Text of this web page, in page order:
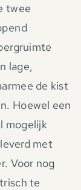
twee
lage,
de kist
Hoewel een
mogelijk
met
Voor nog
te